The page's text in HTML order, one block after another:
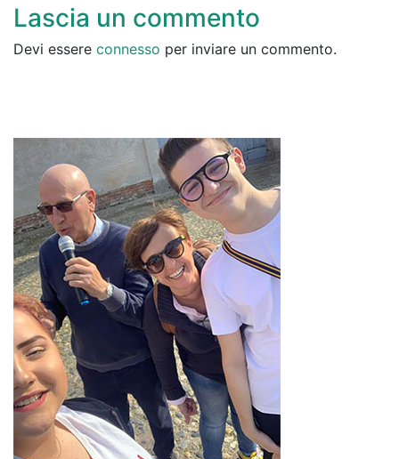
Lascia un commento
Devi essere connesso per inviare un commento.